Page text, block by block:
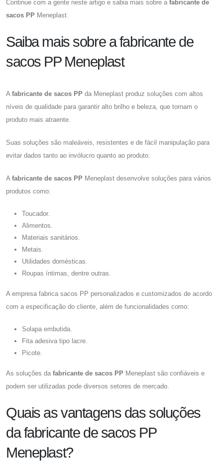
Continue com a gente neste artigo e sabia mais sobre a fabricante de
sacos PP Meneplast.
Saiba mais sobre a fabricante de
sacos PP Meneplast
A fabricante de sacos PP da Meneplast produz soluções com altos
níveis de qualidade para garantir alto brilho e beleza, que tornam o
produto mais atraente.
Suas soluções são maleáveis, resistentes e de fácil manipulação para
evitar dados tanto ao invólucro quanto ao produto.
A fabricante de sacos PP Meneplast desenvolve soluções para vários
produtos como:
Toucador.
Alimentos.
Materiais sanitários.
Metais.
Utilidades domésticas.
Roupas íntimas, dentre outras.
A empresa fabrica sacos PP personalizados e customizados de acordo
com a especificação do cliente, além de funcionalidades como:
Solapa embutida.
Fita adesiva tipo lacre.
Picote.
As soluções da fabricante de sacos PP Meneplast são confiáveis e
podem ser utilizadas pode diversos setores de mercado.
Quais as vantagens das soluções
da fabricante de sacos PP
Meneplast?